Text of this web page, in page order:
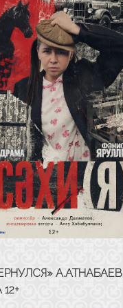
А.АТНАБАЕВ